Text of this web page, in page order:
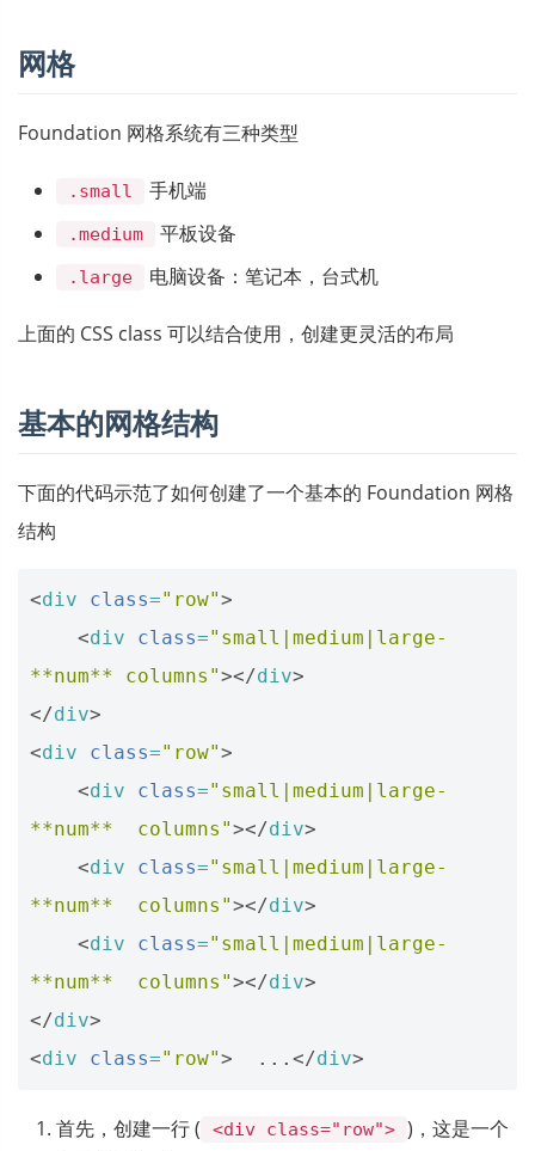
网格
Foundation 网格系统有三种类型
.small 手机端
.medium 平板设备
.large 电脑设备：笔记本，台式机
上面的 CSS class 可以结合使用，创建更灵活的布局
基本的网格结构
下面的代码示范了如何创建了一个基本的 Foundation 网格
结构
<div class="row">
<div class="small|medium|large-
**num** columns"></div>
</div>
<div class="row">
<div class="small|medium|large-
**num**  columns"></div>
<div class="small|medium|large-
**num**  columns"></div>
<div class="small|medium|large-
**num**  columns"></div>
</div>
<div class="row"> ... </div>
首先，创建一行 ( <div class="row"> )，这是一个